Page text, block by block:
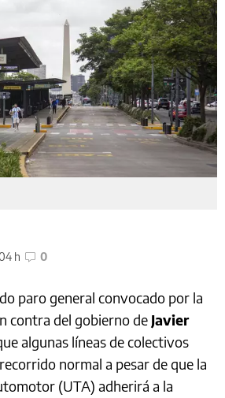
h 0
paro general convocado por la
contra del gobierno de Javier
algunas líneas de colectivos
normal a pesar de que la
(UTA) adherirá a la